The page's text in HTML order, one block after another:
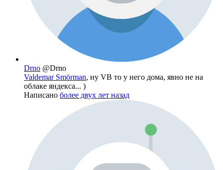
Drno @Drno
Valdemar Smörman, ну VB то у него дома, явно не на
облаке яндекса... )
Написано более двух лет назад